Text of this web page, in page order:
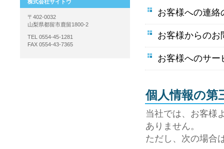
お客様への連絡
お客様からのお
お客様へのサー
個人情報の第
当社では、お客様
ありません。
ただし、次の場合
株式会社サイトウ
〒402-0032
山梨県都留市鹿留1800-2
TEL 0554-45-1281
FAX 0554-43-7365